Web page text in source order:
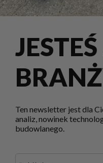
Ten newsletter jest dla
analiz, nowinek
budowlanego.